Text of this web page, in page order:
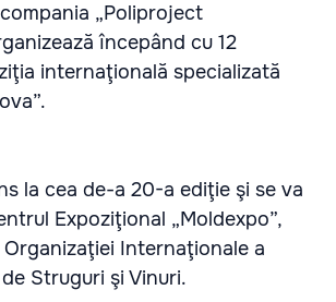
„Poliproject
începând cu 12
internaţională specializată
la cea de-a 20-a ediţie şi se va
Expoziţional „Moldexpo”,
Internaţionale a
Struguri şi Vinuri.